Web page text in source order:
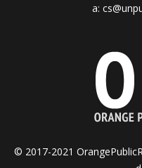
a:
© 2017-2021